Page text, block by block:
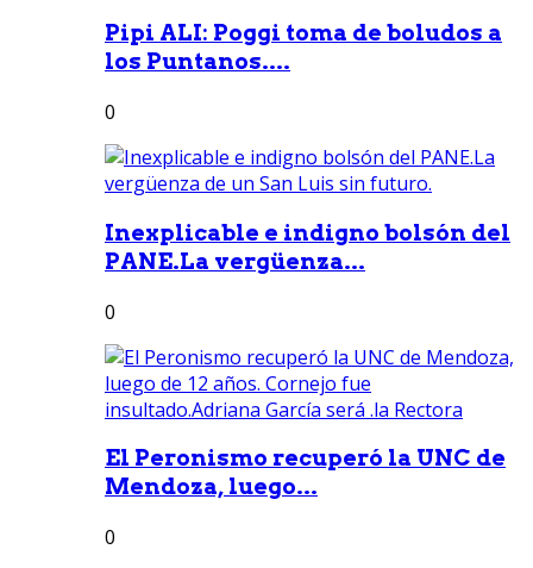
Pipi ALI: Poggi toma de boludos a
los Puntanos....
0
Inexplicable e indigno bolsón del
PANE.La vergüenza...
0
El Peronismo recuperó la UNC de
Mendoza, luego...
0